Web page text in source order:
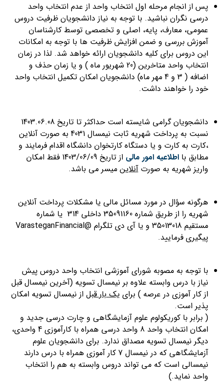
پس از انجام مرحله اول انتخاب واحد از عدم انتخاب واحد
درسی نگران نباشید. با توجه به نیاز دانشجویان ظرفیت دروس
عمومی، معارف، پایه، اصلی و تخصصی توسط کارشناسان
آموزش بررسی و ضمن افزایش ظرفیت ها با توجه به امکانات
این دروس برای کلیه دانشجویان ارائه خواهد شد. لذا در زمان
انتخاب واحد متاخرین (20 شهریور ماه ) و یا زمان حذف و
اضافه ( 3 و 4 مهر ماه) دانشجویان امکان تکمیل انتخاب واحد
خود را خواهند داشت.
دانشجویان گرامی شایسته است حداکثر تا تاریخ 1403.06.08
نسبت به پرداخت شهریه ثابت نیمسال 4031 به صورت آنلاین
،کارت به کارت و یا دستگاه کارتخوان دانشگاه اقدام فرمایند و
مطابق بااطلاعیه امور مالی
از تاریخ 1403/06/09 فقط امکان
واریز شهریه به صورتآنلاین میسر می باشد.
هرگونه سؤال در مورد مسائل مالی یا مشکلات پرداخت آنلاین
شهریه را از طریق شماره 35091160 داخلی 314 یا شماره
مستقیم 35013018 و یا آی دی تلگرام @VarasteganFinancial
پیگیری فرمایید.
با توجه به مصوبه شورای آموزشی انتخاب واحد دروس پیش
نیاز با درس وابسته علاوه بر نیمسال تسویه (آخرین نیمسال قبل
از کار آموزی در عرصه ) برای یک بار قبل از نیمسال تسویه امکان
پذیر است.
( برابر با کوریکولوم علوم آزمایشگاهی و چارت درسی جدید و
امکان انتخاب واحد 8 واحد درسی همراه با کارآموزی 4 واحدی،
دیگر نیمسال تسویه مصداق ندارد. برای دانشجویان علوم
آزمایشگاهی که در نیمسال 7 کار آموزی همراه با درس دارند
نیمسالی است که می تواند دروس وابسته به هم را انتخاب
واحد نماید.)